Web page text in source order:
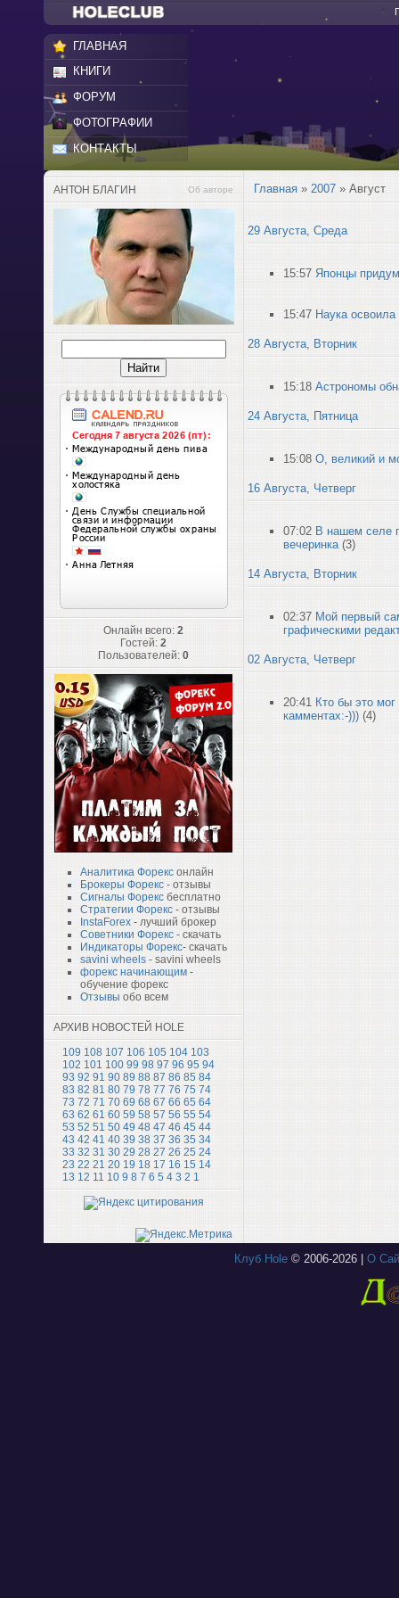
ГЛАВНАЯ
КНИГИ
ФОРУМ
ФОТОГРАФИИ
КОНТАКТЫ
АНТОН БЛАГИН Об авторе
Онлайн всего: 2
Гостей: 2
Пользователей: 0
Аналитика Форекс онлайн
Брокеры Форекс - отзывы
Сигналы Форекс бесплатно
Стратегии Форекс - отзывы
InstaForex - лучший брокер
Советники Форекс - скачать
Индикаторы Форекс- скачать
savini wheels - savini wheels
форекс начинающим -
обучение форекс
Отзывы обо всем
АРХИВ НОВОСТЕЙ HOLE
109 108 107 106 105 104 103
102 101 100 99 98 97 96 95 94
93 92 91 90 89 88 87 86 85 84
83 82 81 80 79 78 77 76 75 74
73 72 71 70 69 68 67 66 65 64
63 62 61 60 59 58 57 56 55 54
53 52 51 50 49 48 47 46 45 44
43 42 41 40 39 38 37 36 35 34
33 32 31 30 29 28 27 26 25 24
23 22 21 20 19 18 17 16 15 14
13 12 11 10 9 8 7 6 5 4 3 2 1
Главная » 2007 » Август
29 Августа, Среда
15:57 Японцы
15:47 Наука
28 Августа, Вторник
15:18 Астрономы
24 Августа, Пятница
15:08 О, великий и
16 Августа, Четверг
07:02 В нашем селе
вечеринка (3)
14 Августа, Вторник
02:37 Мой первый
графическими
02 Августа, Четверг
20:41 Кто бы это
камментах:-))) (4)
Клуб Hole© 2006-2026 | О